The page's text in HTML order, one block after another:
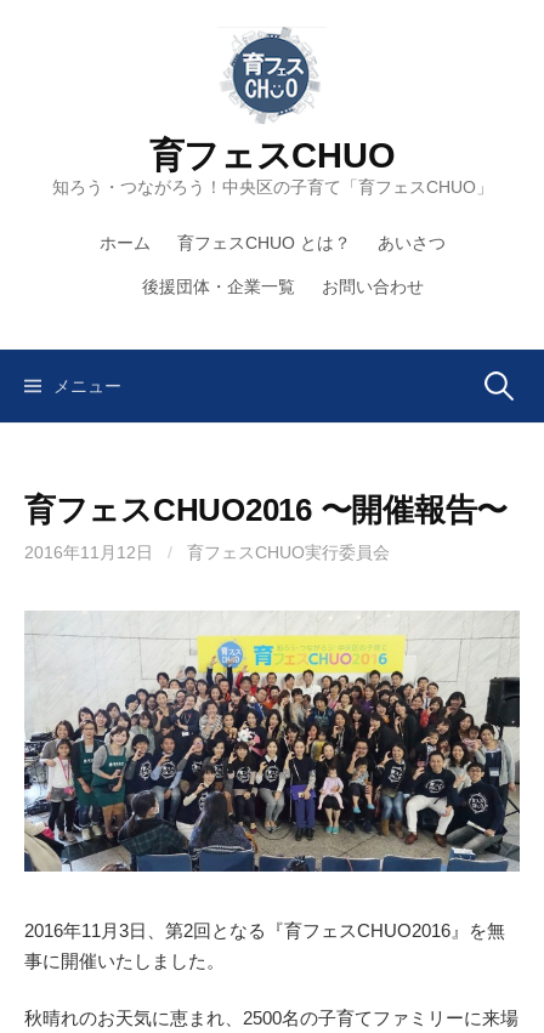
育フェスCHUO
知ろう・つながろう！中央区の子育て「育フェスCHUO」
ホーム 育フェスCHUO とは？ あいさつ
後援団体・企業一覧 お問い合わせ
メニュー 検
育フェスCHUO2016 〜開催報告〜
2016年11月12日 / 育フェスCHUO実行委員会
2016年11月3日、第2回となる『育フェスCHUO2016』を無
事に開催いたしました。
秋晴れのお天気に恵まれ、2500名の子育てファミリーに来場